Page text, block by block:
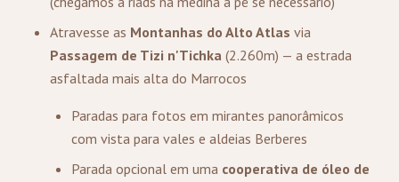
Atravesse as Montanhas do Alto Atlas via
Passagem de Tizi n'Tichka (2.260m) — a estrada
asfaltada mais alta do Marrocos
Paradas para fotos em mirantes panorâmicos
com vista para vales e aldeias Berberes
Parada opcional em uma cooperativa de óleo de